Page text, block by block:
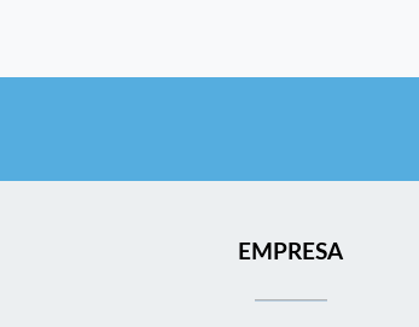
EMPRESA